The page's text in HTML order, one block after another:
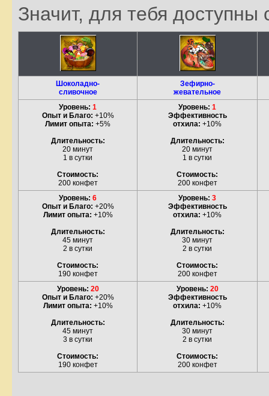
Значит, для тебя
Шоколадно-
сливочное
Зефирно-
жевательное
Уровень: 1
Опыт и Благо: +10%
Лимит опыта: +5%
Длительность:
20 минут
1 в сутки
Стоимость:
200 конфет
Уровень: 1
Эффективность
отхила: +10%
Длительность:
20 минут
1 в сутки
Стоимость:
200 конфет
Уровень: 6
Опыт и Благо: +20%
Лимит опыта: +10%
Длительность:
45 минут
2 в сутки
Стоимость:
190 конфет
Уровень: 3
Эффективность
отхила: +10%
Длительность:
30 минут
2 в сутки
Стоимость:
200 конфет
Уровень: 20
Опыт и Благо: +20%
Лимит опыта: +10%
Длительность:
45 минут
3 в сутки
Стоимость:
190 конфет
Уровень: 20
Эффективность
отхила: +10%
Длительность:
30 минут
2 в сутки
Стоимость:
200 конфет